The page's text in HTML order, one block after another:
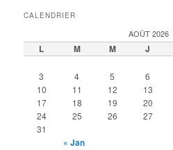
CALENDRIER
AOÛT 2026
L M M J
3
4 5 6
10
11 12 13
17
18 19 20
24
25 26 27
31
« Jan